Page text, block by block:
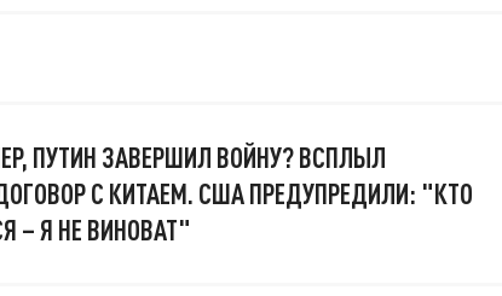
ПУТИН ЗАВЕРШИЛ ВОЙНУ? ВСПЛЫЛ
С КИТАЕМ. США ПРЕДУПРЕДИЛИ: "КТО
– Я НЕ ВИНОВАТ"